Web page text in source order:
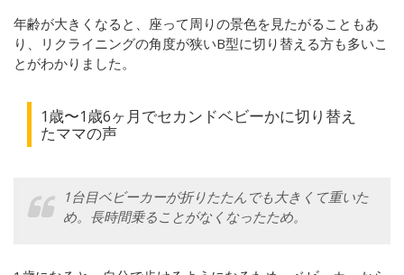
年齢が大きくなると、座って周りの景色を見たがることもあ
り、リクライニングの角度が狭いB型に切り替える方も多いこ
とがわかりました。
1歳〜1歳6ヶ月でセカンドベビーかに切り替え
たママの声
1台目ベビーカーが折りたたんでも大きくて重いた
め。長時間乗ることがなくなったため。